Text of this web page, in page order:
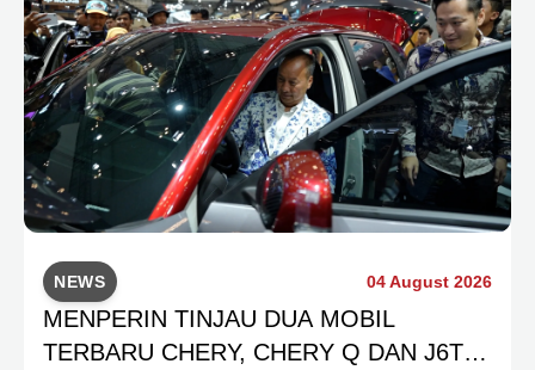
NEWS 04 August 2026
MENPERIN TINJAU DUA MOBIL
TERBARU CHERY, CHERY Q DAN J6T